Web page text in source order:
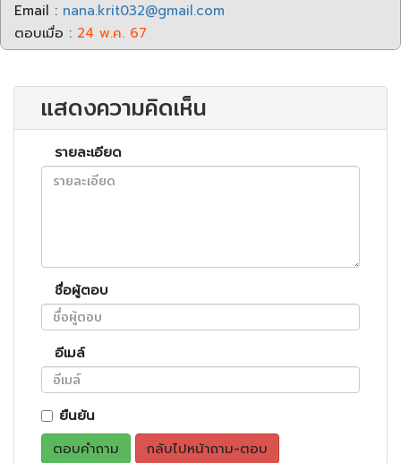
Email : nana.krit032@gmail.com
ตอบเมื่อ : 24 พ.ค. 67
แสดงความคิดเห็น
รายละเอียด
ชื่อผู้ตอบ
อีเมล์
ยืนยัน
ตอบคำถาม
กลับไปหน้าถาม-ตอบ